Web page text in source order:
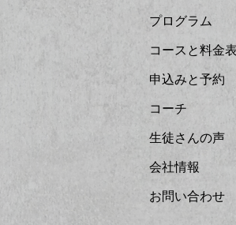
プログラム
コースと料金
申込みと予約
コーチ
生徒さんの声
会社情報
お問い合わせ